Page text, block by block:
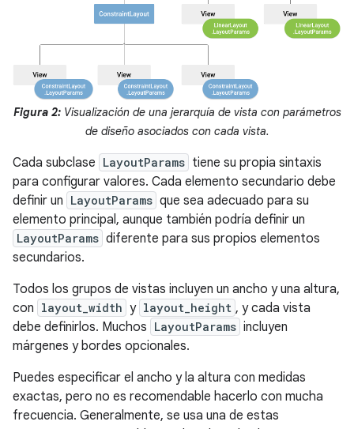
Figura 2:Visualización de una jerarquía de vista con parámetros
de diseño asociados con cada vista.
Cada subclase LayoutParams tiene su propia sintaxis
para configurar valores. Cada elemento secundario debe
definir un LayoutParams que sea adecuado para su
elemento principal, aunque también podría definir un
LayoutParams diferente para sus propios elementos
secundarios.
Todos los grupos de vistas incluyen un ancho y una altura,
con layout_width y layout_height , y cada vista
debe definirlos. Muchos LayoutParams incluyen
márgenes y bordes opcionales.
Puedes especificar el ancho y la altura con medidas
exactas, pero no es recomendable hacerlo con mucha
frecuencia. Generalmente, se usa una de estas